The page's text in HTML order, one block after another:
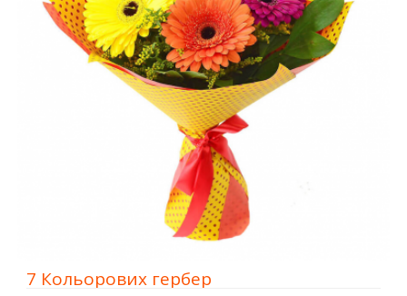
7 Кольорових гербер